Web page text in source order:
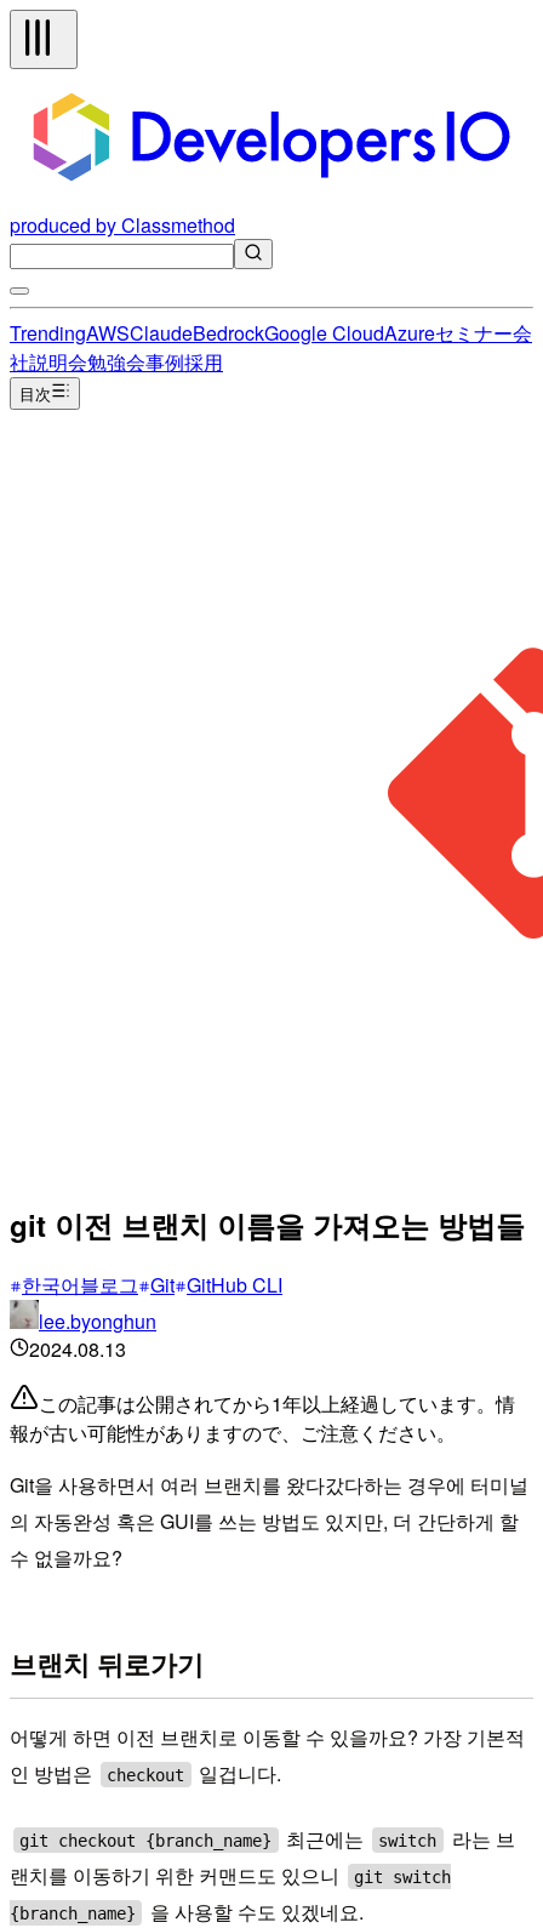
produced by Classmethod
TrendingAWSClaudeBedrockGoogle CloudAzureセミナー会
社説明会勉強会事例採用
目次
git 이전 브랜치 이름을 가져오는 방법들
한국어블로그 Git GitHub CLI
lee.byonghun
2024.08.13
この記事は公開されてから1年以上経過しています。情
報が古い可能性がありますので、ご注意ください。
Git을 사용하면서 여러 브랜치를 왔다갔다하는 경우에 터미널
의 자동완성 혹은 GUI를 쓰는 방법도 있지만, 더 간단하게 할
수 없을까요?
브랜치 뒤로가기
어떻게 하면 이전 브랜치로 이동할 수 있을까요? 가장 기본적
인 방법은
checkout 일겁니다.
git checkout {branch_name} 최근에는 switch
라는 브
랜치를 이동하기 위한 커맨드도 있으니
git switch
{branch_name}
을 사용할 수도 있겠네요.